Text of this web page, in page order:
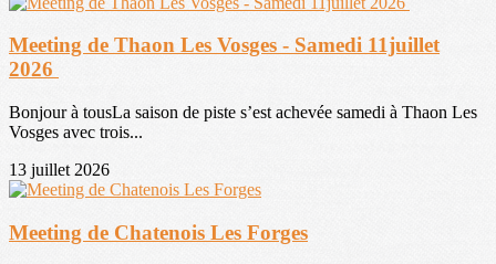
Meeting de Thaon Les Vosges - Samedi 11juillet
2026
Bonjour à tousLa saison de piste s’est achevée samedi à Thaon Les
Vosges avec trois...
13 juillet 2026
Meeting de Chatenois Les Forges